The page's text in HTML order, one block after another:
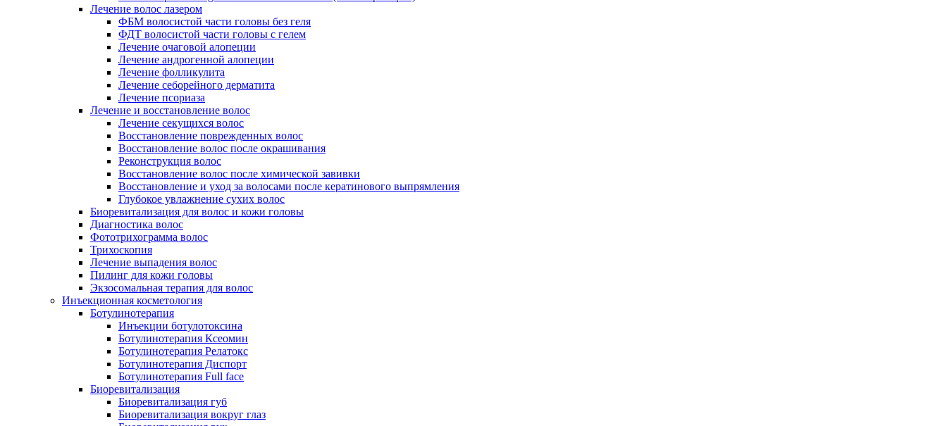
Лечение волос лазером
ФБМ волосистой части головы без геля
ФДТ волосистой части головы с гелем
Лечение очаговой алопеции
Лечение андрогенной алопеции
Лечение фолликулита
Лечение себорейного дерматита
Лечение псориаза
Лечение и восстановление волос
Лечение секущихся волос
Восстановление поврежденных волос
Восстановление волос после окрашивания
Реконструкция волос
Восстановление волос после химической завивки
Восстановление и уход за волосами после кератинового выпрямления
Глубокое увлажнение сухих волос
Биоревитализация для волос и кожи головы
Диагностика волос
Фототрихограмма волос
Трихоскопия
Лечение выпадения волос
Пилинг для кожи головы
Экзосомальная терапия для волос
Инъекционная косметология
Ботулинотерапия
Инъекции ботулотоксина
Ботулинотерапия Ксеомин
Ботулинотерапия Релатокс
Ботулинотерапия Диспорт
Ботулинотерапия Full face
Биоревитализация
Биоревитализация губ
Биоревитализация вокруг глаз